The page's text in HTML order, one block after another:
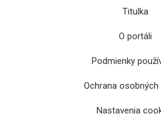
Bol zástancom chudobných
mnohých politikov. Aký bol
Titulka
O portáli
Podmienky
Ochrana osobných
Nastavenia